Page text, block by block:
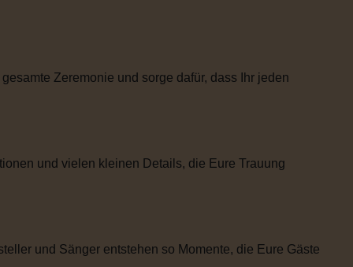
Zeremonie und sorge dafür, dass Ihr jeden
und vielen kleinen Details, die Eure Trauung
und Sänger entstehen so Momente, die Eure Gäste